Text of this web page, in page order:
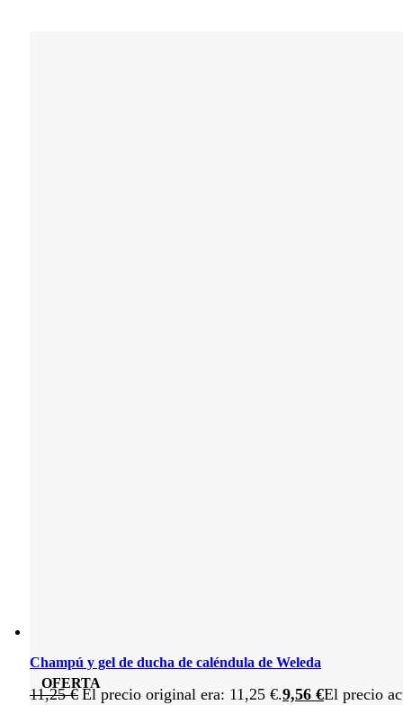
OFERTA
Champú y gel de ducha de caléndula de Weleda
11,25€ El precio original era: 11,25 €.9,56 €El precio